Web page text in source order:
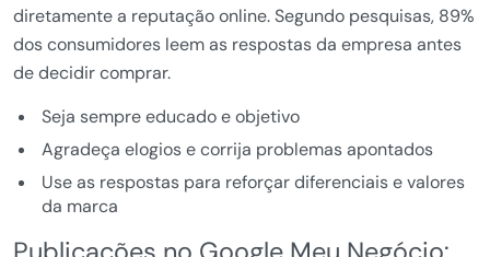
diretamente a reputação online. Segundo pesquisas, 89%
dos consumidores leem as respostas da empresa antes
de decidir comprar.
Seja sempre educado e objetivo
Agradeça elogios e corrija problemas apontados
Use as respostas para reforçar diferenciais e valores
da marca